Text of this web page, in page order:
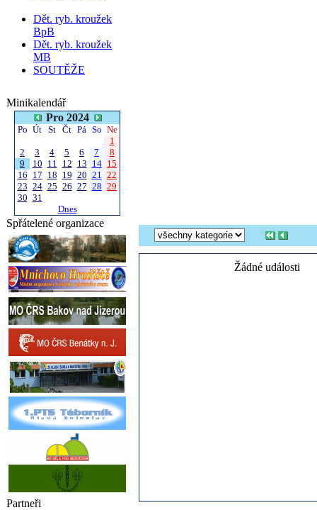
Dět. ryb. kroužek
BpB
Dět. ryb. kroužek
MB
SOUTĚŽE
Minikalendář
Pro 2024
Po Út St Čt Pá So Ne
1
2
3 4 5 6 7
8
9
10 11 12 13 14 15
16 17 18 19 20 21 22
23 24 25 26 27 28 29
30 31
Dnes
Spřátelené organizace
Partneři
Žádné události